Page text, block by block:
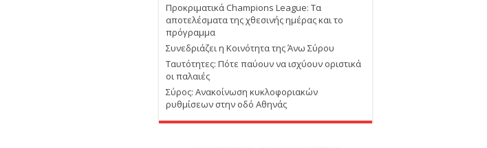
Προκριματικά Champions League: Τα
αποτελέσματα της χθεσινής ημέρας και το
πρόγραμμα
Συνεδριάζει η Κοινότητα της Άνω Σύρου
Ταυτότητες: Πότε παύουν να ισχύουν οριστικά
οι παλαιές
Σύρος: Ανακοίνωση κυκλοφοριακών
ρυθμίσεων στην οδό Αθηνάς